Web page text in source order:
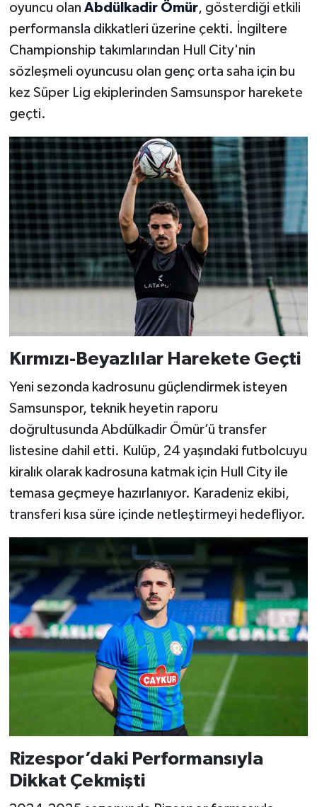
oyuncu olan Abdülkadir Ömür, gösterdiği etkili
performansla dikkatleri üzerine çekti. İngiltere
Championship takımlarından Hull City'nin
sözleşmeli oyuncusu olan genç orta saha için bu
kez Süper Lig ekiplerinden Samsunspor harekete
geçti.
Kırmızı-Beyazlılar Harekete Geçti
Yeni sezonda kadrosunu güçlendirmek isteyen
Samsunspor, teknik heyetin raporu
doğrultusunda Abdülkadir Ömür’ü transfer
listesine dahil etti. Kulüp, 24 yaşındaki futbolcuyu
kiralık olarak kadrosuna katmak için Hull City ile
temasa geçmeye hazırlanıyor. Karadeniz ekibi,
transferi kısa süre içinde netleştirmeyi hedefliyor.
Rizespor’daki Performansıyla
Dikkat Çekmişti